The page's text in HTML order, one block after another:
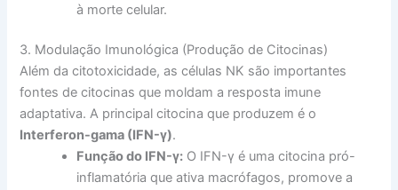
à morte celular.
3. Modulação Imunológica (Produção de Citocinas)
Além da citotoxicidade, as células NK são importantes
fontes de citocinas que moldam a resposta imune
adaptativa. A principal citocina que produzem é o
Interferon-gama (IFN-γ).
Função do IFN-γ: O IFN-γ é uma citocina pró-
inflamatória que ativa macrófagos, promove a